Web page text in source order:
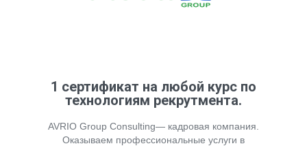
1 сертификат на любой курс по
технологиям рекрутмента.
AVRIO Group Consulting— кадровая компания.
Оказываем профессиональные услуги в